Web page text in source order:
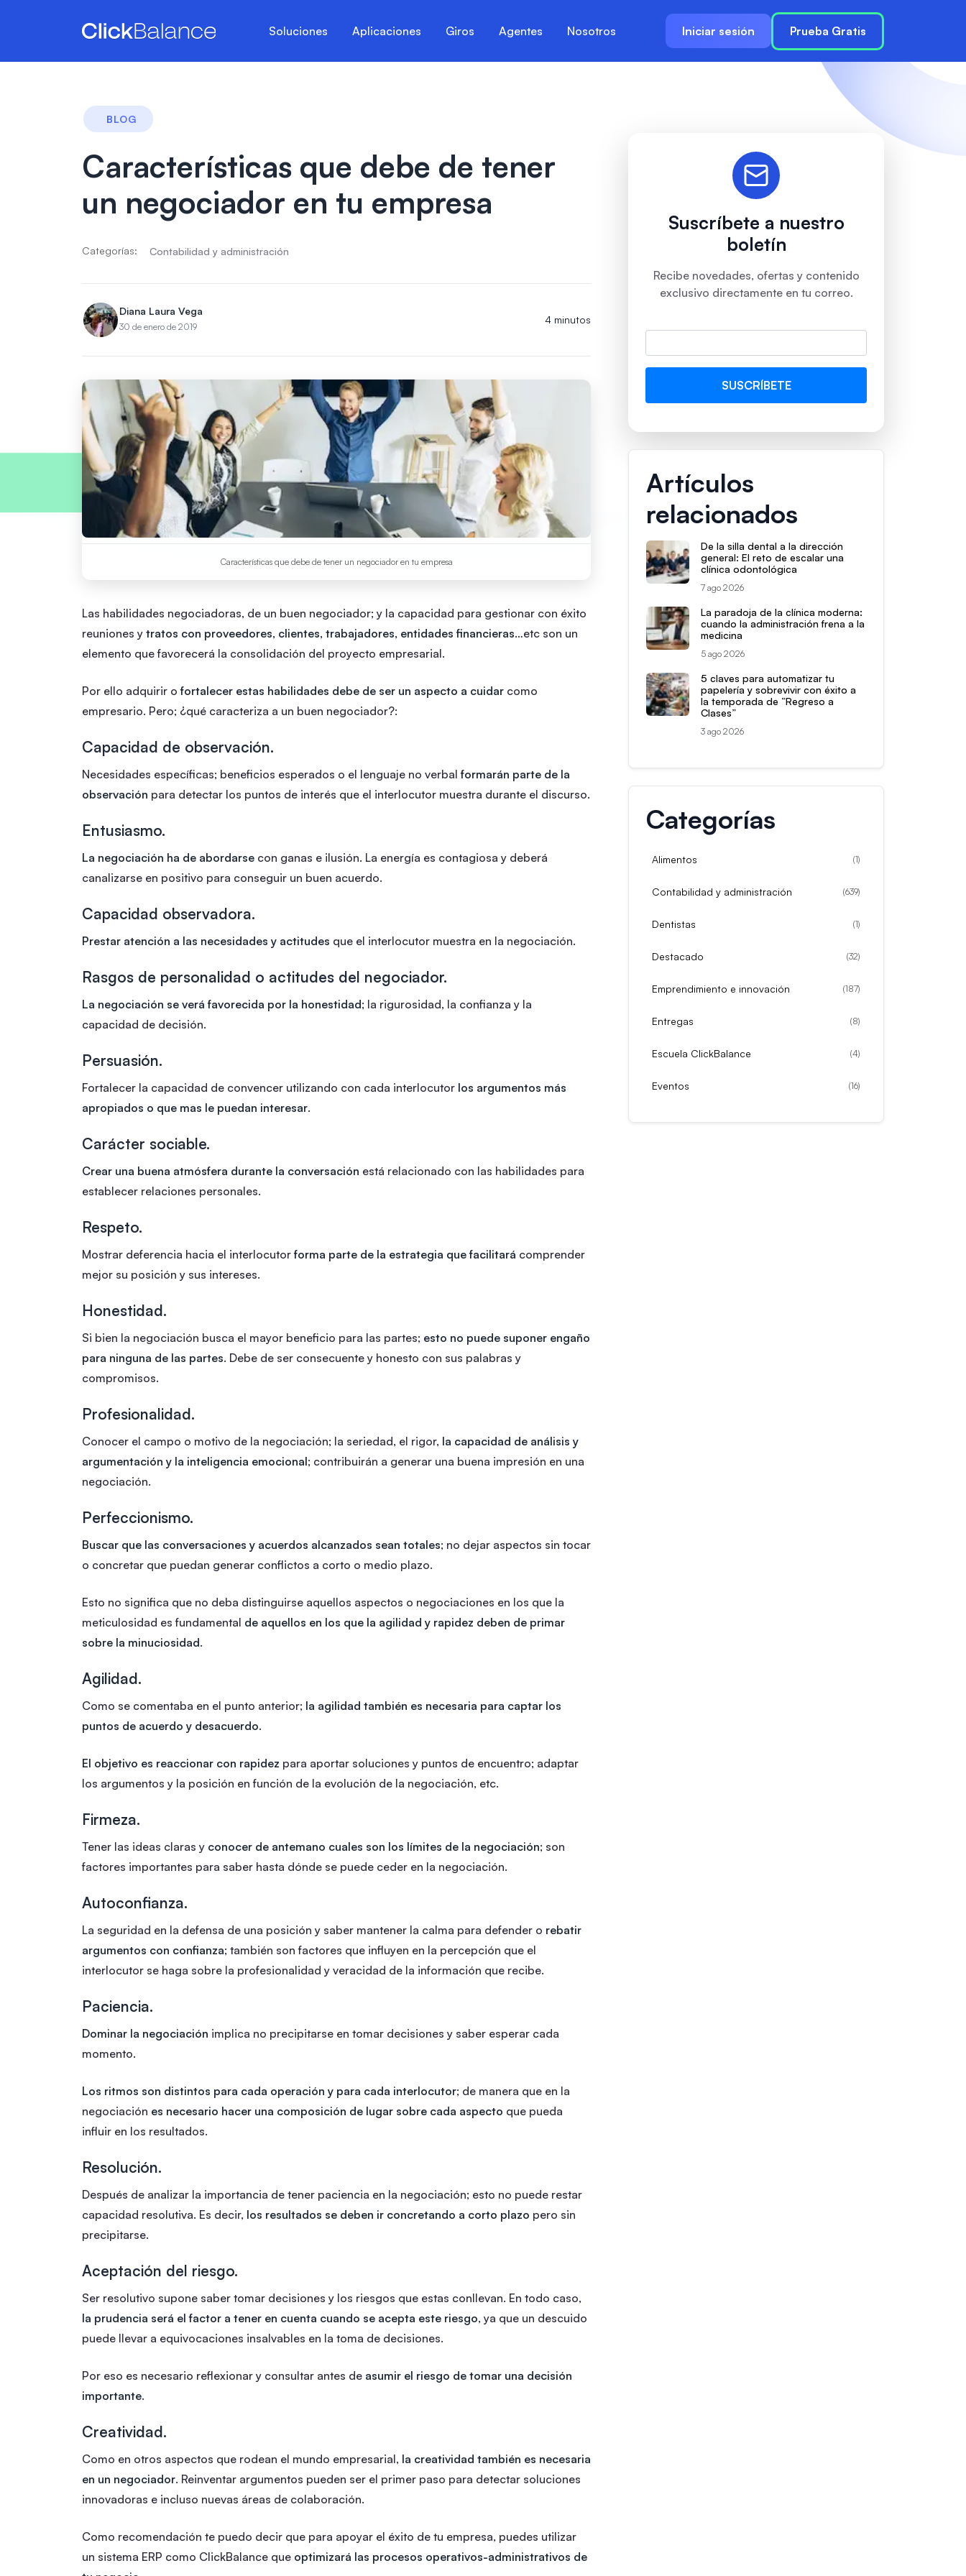
Soluciones Aplicaciones Giros Agentes Nosotros Iniciar sesión Prueba Gratis
BLOG
Características que debe de tener
un negociador en tu empresa
Categorías: Contabilidad y administración
Diana Laura Vega
30 de enero de 2019
4 minutos
Características que debe de tener un negociador en tu empresa
Las habilidades negociadoras, de un buen negociador; y la capacidad para gestionar con éxito
reuniones y tratos con proveedores, clientes, trabajadores, entidades financieras…etc son un
elemento que favorecerá la consolidación del proyecto empresarial.
Por ello adquirir ofortalecer estas habilidades debe de ser un aspecto a cuidar como
empresario. Pero; ¿qué caracteriza a un buen negociador?:
Capacidad de observación.
Necesidades específicas; beneficios esperados o el lenguaje no verbalformarán parte de la
observación para detectar los puntos de interés que el interlocutor muestra durante el discurso.
Entusiasmo.
La negociación ha de abordarse con ganas e ilusión. La energía es contagiosa y deberá
canalizarse en positivo para conseguir un buen acuerdo.
Capacidad observadora.
Prestar atención a las necesidades y actitudes que el interlocutor muestra en la negociación.
Rasgos de personalidad o actitudes del negociador.
La negociación se verá favorecida por la honestidad; la rigurosidad, la confianza y la
capacidad de decisión.
Persuasión.
Fortalecer la capacidad de convencer utilizando con cada interlocutor los argumentos más
apropiados o que mas le puedan interesar.
Carácter sociable.
Crear una buena atmósfera durante la conversación está relacionado con las habilidades para
establecer relaciones personales.
Respeto.
Mostrar deferencia hacia el interlocutorforma parte de la estrategia que facilitará comprender
mejor su posición y sus intereses.
Honestidad.
Si bien la negociación busca el mayor beneficio para las partes; esto no puede suponer engaño
para ninguna de las partes. Debe de ser consecuente y honesto con sus palabras y
compromisos.
Profesionalidad.
Conocer el campo o motivo de la negociación; la seriedad, el rigor, la capacidad de análisis y
argumentación y la inteligencia emocional; contribuirán a generar una buena impresión en una
negociación.
Perfeccionismo.
Buscar que las conversaciones y acuerdos alcanzados sean totales; no dejar aspectos sin tocar
o concretar que puedan generar conflictos a corto o medio plazo.
Esto no significa que no deba distinguirse aquellos aspectos o negociaciones en los que la
meticulosidad es fundamental de aquellos en los que la agilidad y rapidez deben de primar
sobre la minuciosidad.
Agilidad.
Como se comentaba en el punto anterior; la agilidad también es necesaria para captar los
puntos de acuerdo y desacuerdo.
El objetivo es reaccionar con rapidez para aportar soluciones y puntos de encuentro; adaptar
los argumentos y la posición en función de la evolución de la negociación, etc.
Firmeza.
Tener las ideas claras y conocer de antemano cuales son los límites de la negociación; son
factores importantes para saber hasta dónde se puede ceder en la negociación.
Autoconfianza.
La seguridad en la defensa de una posición y saber mantener la calma para defender o rebatir
argumentos con confianza; también son factores que influyen en la percepción que el
interlocutor se haga sobre la profesionalidad y veracidad de la información que recibe.
Paciencia.
Dominar la negociación implica no precipitarse en tomar decisiones y saber esperar cada
momento.
Los ritmos son distintos para cada operación y para cada interlocutor; de manera que en la
negociación es necesario hacer una composición de lugar sobre cada aspecto que pueda
influir en los resultados.
Resolución.
Después de analizar la importancia de tener paciencia en la negociación; esto no puede restar
capacidad resolutiva. Es decir, los resultados se deben ir concretando a corto plazo pero sin
precipitarse.
Aceptación del riesgo.
Ser resolutivo supone saber tomar decisiones y los riesgos que estas conllevan. En todo caso,
la prudencia será el factor a tener en cuenta cuando se acepta este riesgo, ya que un descuido
puede llevar a equivocaciones insalvables en la toma de decisiones.
Por eso es necesario reflexionar y consultar antes de asumir el riesgo de tomar una decisión
importante.
Creatividad.
Como en otros aspectos que rodean el mundo empresarial, la creatividad también es necesaria
en un negociador. Reinventar argumentos pueden ser el primer paso para detectar soluciones
innovadoras e incluso nuevas áreas de colaboración.
Como recomendación te puedo decir que para apoyar el éxito de tu empresa, puedes utilizar
un sistema ERP como ClickBalance que optimizará las procesos operativos-administrativos de
Suscríbete a nuestro
boletín
Recibe novedades, ofertas y contenido
exclusivo directamente en tu correo.
Artículos
relacionados
De la silla dental a la dirección
general: El reto de escalar una
clínica odontológica
7 ago 2026
La paradoja de la clínica moderna:
cuando la administración frena a la
medicina
5 ago 2026
5 claves para automatizar tu
papelería y sobrevivir con éxito a
la temporada de “Regreso a
Clases”
3 ago 2026
Categorías
Alimentos (1)
Contabilidad y administración (639)
Dentistas (1)
Destacado (32)
Emprendimiento e innovación (187)
Entregas (8)
Escuela ClickBalance (4)
Eventos (16)